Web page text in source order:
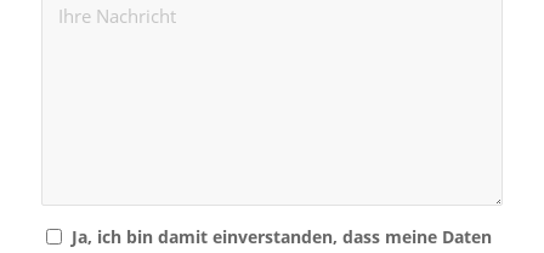
Ja, ich bin damit einverstanden, dass meine Daten